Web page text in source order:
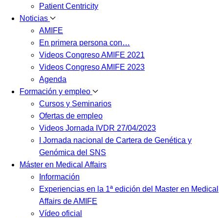
Patient Centricity
Noticias
AMIFE
En primera persona con…
Videos Congreso AMIFE 2021
Videos Congreso AMIFE 2023
Agenda
Formación y empleo
Cursos y Seminarios
Ofertas de empleo
Videos Jornada IVDR 27/04/2023
I Jornada nacional de Cartera de Genética y
Genómica del SNS
Máster en Medical Affairs
Información
Experiencias en la 1ª edición del Master en Medical
Affairs de AMIFE
Vídeo oficial